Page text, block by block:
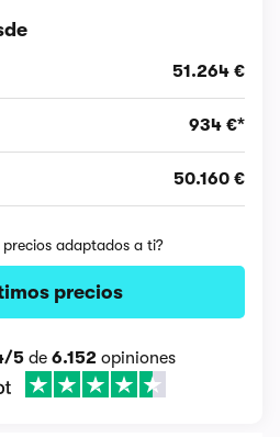
51.264 €
934 €*
50.160 €
adaptados a ti?
precios
5 de 6.152 opiniones